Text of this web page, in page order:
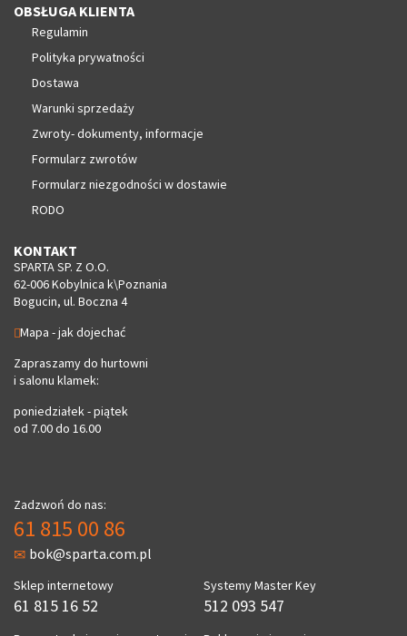
OBSŁUGA KLIENTA
Regulamin
Polityka prywatności
Dostawa
Warunki sprzedaży
Zwroty- dokumenty, informacje
Formularz zwrotów
Formularz niezgodności w dostawie
RODO
KONTAKT
SPARTA SP. Z O.O.
62-006 Kobylnica k\Poznania
Bogucin, ul. Boczna 4
Mapa - jak dojechać
Zapraszamy do hurtowni
i salonu klamek:
poniedziałek - piątek
od 7.00 do 16.00
Zadzwoń do nas:
61 815 00 86
bok@sparta.com.pl
Sklep internetowy
61 815 16 52
Systemy Master Key
512 093 547